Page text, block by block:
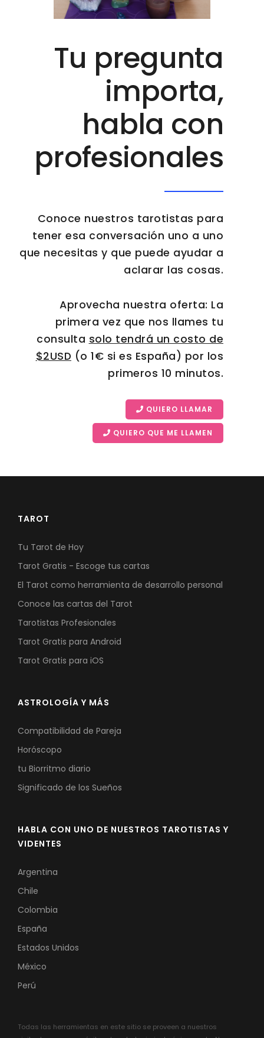
Tu pregunta
importa,
habla con
profesionales
Conoce nuestros tarotistas para
tener esa conversación uno a uno
que necesitas y que puede ayudar a
aclarar las cosas.
Aprovecha nuestra oferta: La
primera vez que nos llames tu
consulta solo tendrá un costo de
$2USD (o 1€ si es España) por los
primeros 10 minutos.
QUIERO LLAMAR
QUIERO QUE ME LLAMEN
TAROT
Tu Tarot de Hoy
Tarot Gratis - Escoge tus cartas
El Tarot como herramienta de desarrollo personal
Conoce las cartas del Tarot
Tarotistas Profesionales
Tarot Gratis para Android
Tarot Gratis para iOS
ASTROLOGÍA Y MÁS
Compatibilidad de Pareja
Horóscopo
tu Biorritmo diario
Significado de los Sueños
HABLA CON UNO DE NUESTROS TAROTISTAS Y
VIDENTES
Argentina
Chile
Colombia
España
Estados Unidos
México
Perú
Todas las herramientas en este sitio se proveen a nuestros